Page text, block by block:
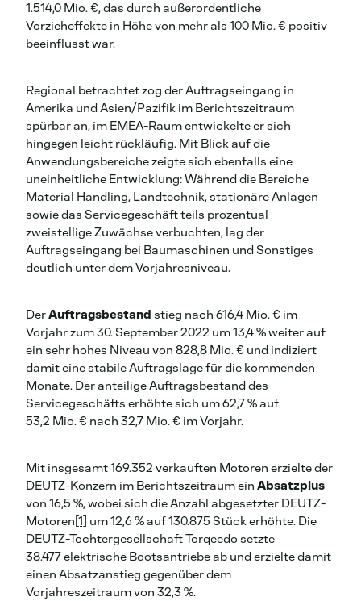
1.514,0 Mio. €, das durch außerordentliche
Vorzieheffekte in Höhe von mehr als 100 Mio. € positiv
beeinflusst war.
Regional betrachtet zog der Auftragseingang in
Amerika und Asien/Pazifik im Berichtszeitraum
spürbar an, im EMEA-Raum entwickelte er sich
hingegen leicht rückläufig. Mit Blick auf die
Anwendungsbereiche zeigte sich ebenfalls eine
uneinheitliche Entwicklung: Während die Bereiche
Material Handling, Landtechnik, stationäre Anlagen
sowie das Servicegeschäft teils prozentual
zweistellige Zuwächse verbuchten, lag der
Auftragseingang bei Baumaschinen und Sonstiges
deutlich unter dem Vorjahresniveau.
DerAuftragsbestand stieg nach 616,4 Mio. € im
Vorjahr zum 30. September 2022 um 13,4 % weiter auf
ein sehr hohes Niveau von 828,8 Mio. € und indiziert
damit eine stabile Auftragslage für die kommenden
Monate. Der anteilige Auftragsbestand des
Servicegeschäfts erhöhte sich um 62,7 % auf
53,2 Mio. € nach 32,7 Mio. € im Vorjahr.
Mit insgesamt 169.352 verkauften Motoren erzielte der
DEUTZ-Konzern im Berichtszeitraum ein Absatzplus
von 16,5 %, wobei sich die Anzahl abgesetzter DEUTZ-
Motoren[1] um 12,6 % auf 130.875 Stück erhöhte. Die
DEUTZ-Tochtergesellschaft Torqeedo setzte
38.477 elektrische Bootsantriebe ab und erzielte damit
einen Absatzanstieg gegenüber dem
Vorjahreszeitraum von 32,3 %.